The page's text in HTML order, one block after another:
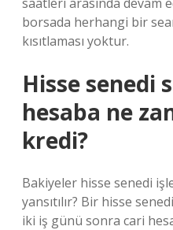
borsada herhangi bir
kısıtlaması yoktur.
Hisse senedi
hesaba ne
kredi?
Bakiyeler hisse senedi
yansıtılır? Bir hisse
iki iş günü sonra cari